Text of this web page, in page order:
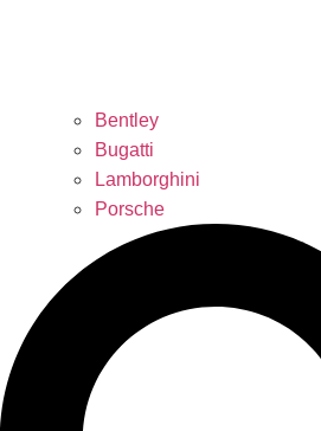
Bentley
Bugatti
Lamborghini
Porsche